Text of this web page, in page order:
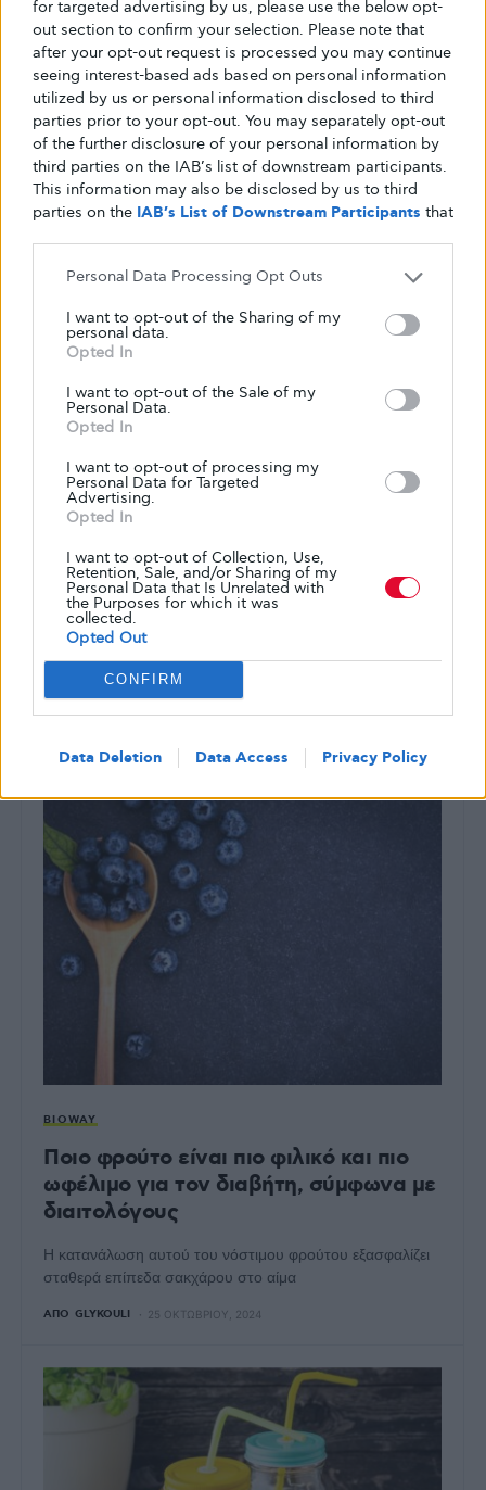
for targeted advertising by us, please use the below opt-
out section to confirm your selection. Please note that
after your opt-out request is processed you may continue
seeing interest-based ads based on personal information
utilized by us or personal information disclosed to third
parties prior to your opt-out. You may separately opt-out
of the further disclosure of your personal information by
third parties on the IAB’s list of downstream participants.
This information may also be disclosed by us to third
parties on the IAB’s List of Downstream Participants that
Personal Data Processing Opt Outs
I want to opt-out of the Sharing of my
personal data.
Opted In
I want to opt-out of the Sale of my
Personal Data.
Opted In
I want to opt-out of processing my
Personal Data for Targeted
Advertising.
Opted In
I want to opt-out of Collection, Use,
Retention, Sale, and/or Sharing of my
Personal Data that Is Unrelated with
the Purposes for which it was
collected.
Opted Out
CONFIRM
Data Deletion Data Access Privacy Policy
BIOWAY
9 εξαιρετικά οφέλη από το τσάι με
Φύλλα Συκιάς
Τα φύλλα της συκής δεν είναι μόνο βρώσιμα αλλά έχουν
πολλαπλές χρήσεις και οφέλη για την υγεία
ΑΠΌ GLYKOULI 27 ΑΥΓΟΎΣΤΟΥ, 2025
BIOWAY
Αυτό το μικρό ξωτικό φρούτο
προσφέρει πολύτιμα οφέλη στην υγεία
σου
Το ακτινίδιο διαθέτει εξαιρετικά ωφέλιμο διατροφικό προφίλ
BIOWAY
Ποιο φρούτο είναι πιο φιλικό και πιο
ωφέλιμο για τον διαβήτη, σύμφωνα με
διαιτολόγους
Η κατανάλωση αυτού του νόστιμου φρούτου εξασφαλίζει
σταθερά επίπεδα σακχάρου στο αίμα
ΑΠΌ GLYKOULI 25 ΟΚΤΩΒΡΊΟΥ, 2024